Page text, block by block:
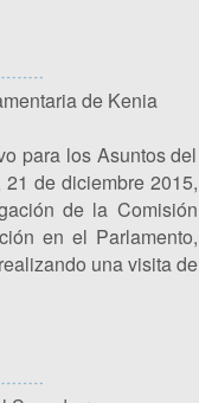
de Kenia
para los Asuntos del
de diciembre 2015,
de la Comisión
en el Parlamento,
una visita de